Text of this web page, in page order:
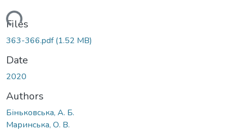
Files
363-366.pdf(1.52 MB)
Date
2020
Authors
Біньковська, А. Б.
Маринська, О. В.